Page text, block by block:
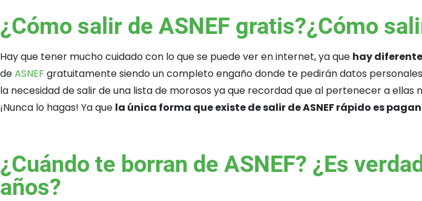
¿Cómo salir de ASNEF gratis?¿Cómo
Hay que tener mucho cuidado con lo que se puede ver en internet, ya que hay
deASNEF gratuitamente siendo un completo engaño donde te pedirán datos
la necesidad de salir de una lista de morosos ya que recordad que al pertenecer a
¡Nunca lo hagas! Ya que la única forma que existe de salir de ASNEF rápido es
¿Cuándo te borran de ASNEF? ¿Es
años?